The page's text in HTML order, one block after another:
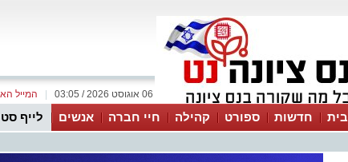
המייל 06 אוגוסט 2026 / 03:05
בית חדשות ספורט קהילה חיי חברה אנשים לייף